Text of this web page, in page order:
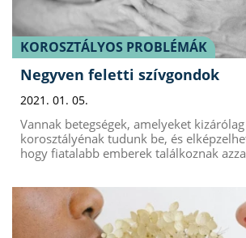
KOROSZTÁLYOS PROBLÉMÁK
Negyven feletti szívgondok
2021. 01. 05.
Vannak betegségek, amelyeket
korosztályénak tudunk be, és
hogy fiatalabb emberek találkoznak